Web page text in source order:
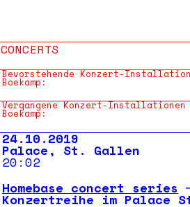
CONCERTS
Bevorstehende Konzert-
Boekamp:
Vergangene Konzert-
Boekamp:
24.10.2019
Palace, St. Gallen
20:02
Homebase concert series
Konzertreihe im Palace